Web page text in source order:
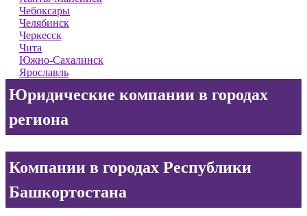
Чебоксары
Челябинск
Черкесск
Чита
Южно-Сахалинск
Ярославль
Юридические компании в городах
региона
Компании в городах Республики
Башкортостана